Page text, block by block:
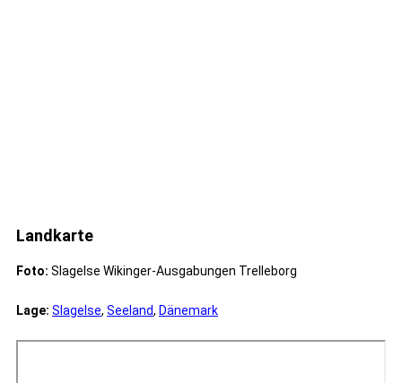
Landkarte
Foto: Slagelse Wikinger-Ausgabungen Trelleborg
Lage: Slagelse, Seeland, Dänemark